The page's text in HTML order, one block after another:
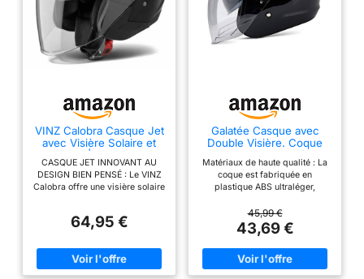
VINZ Calobra Casque Jet
avec Visière Solaire et
Visière | Casque de
Scooter Moto | Certifié
ECE 22.06 | Tailles XS-
XXL - Noir Mat
CASQUE JET INNOVANT AU
DESIGN BIEN PENSÉ : Le VINZ
Calobra offre une visière solaire
trajets sans éblouissement. La
assure une vision claire et est
certifiée ECE 22.06.
CONSTRUCTION
64,95 €
Galatée Casque avec
Double Visière. Coque
Abs, Eps Renforcé(Noir
Matériaux de haute qualité : La
coque est fabriquée en
plastique ABS ultraléger,
sur la tête du cycliste et offrant
une bonne résistance aux
chocs. Sa conception n’offre
cependant qu’une protection
limitée en cas de chute.
Matériaux de haute qualité : La
45,99 €
43,69 €